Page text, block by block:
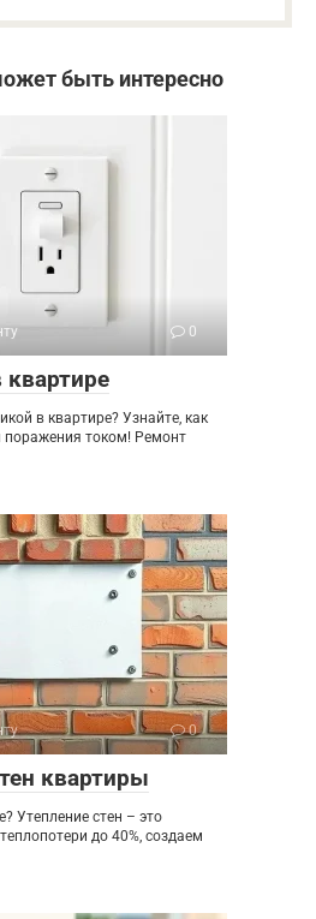
быть интересно
0
квартире
в квартире? Узнайте, как
поражения током! Ремонт
0
квартиры
Утепление стен – это
до 40%, создаем